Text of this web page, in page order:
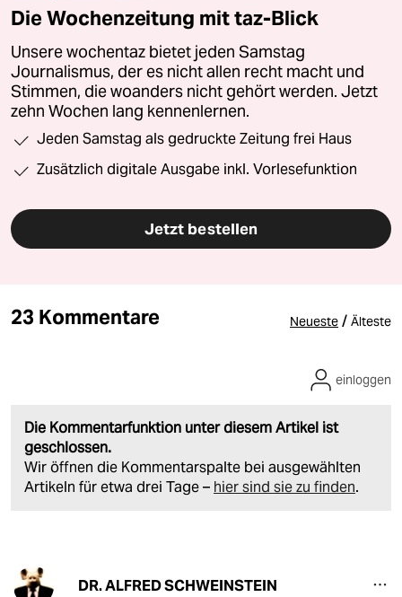
Die Wochenzeitung mit taz-Blick
Unsere wochentaz bietet jeden Samstag
Journalismus, der es nicht allen recht macht und
Stimmen, die woanders nicht gehört werden. Jetzt
zehn Wochen lang kennenlernen.
Jeden Samstag als gedruckte Zeitung frei Haus
Zusätzlich digitale Ausgabe inkl. Vorlesefunktion
Jetzt bestellen
23 Kommentare Neueste / Älteste
Die Kommentarfunktion unter diesem Artikel ist
geschlossen.
Wir öffnen die Kommentarspalte bei ausgewählten
Artikeln für etwa drei Tage – hier sind sie zu finden.
einloggen
DR. ALFRED SCHWEINSTEIN